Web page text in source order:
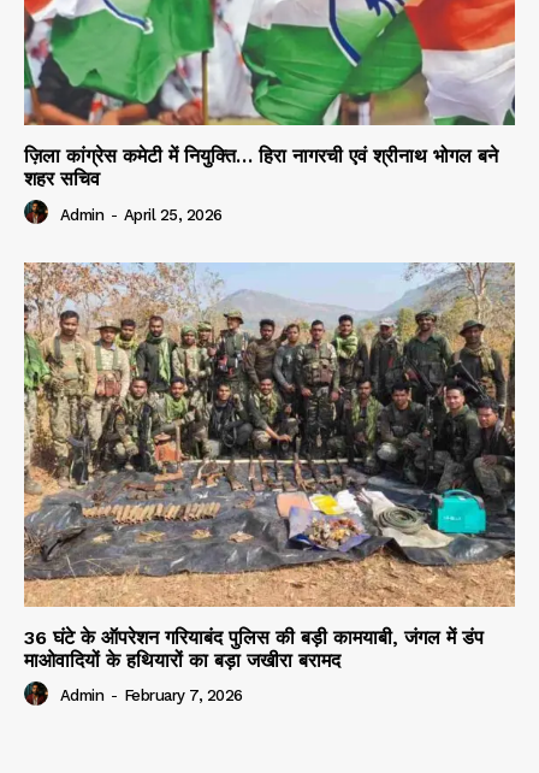
ज़िला कांग्रेस कमेटी में नियुक्ति… हिरा नागरची एवं श्रीनाथ भोगल बने
शहर सचिव
Admin - April 25, 2026
36 घंटे के ऑपरेशन गरियाबंद पुलिस की बड़ी कामयाबी, जंगल में डंप
माओवादियों के हथियारों का बड़ा जखीरा बरामद
Admin - February 7, 2026